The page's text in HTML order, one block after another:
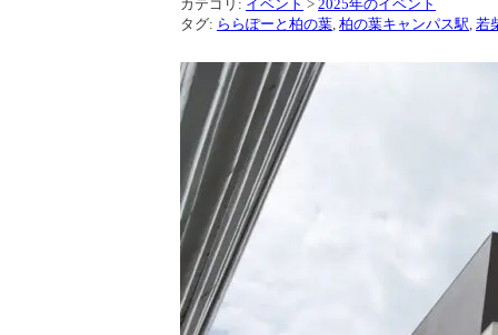
カテゴリ: イベント > 2025年のイベント
タグ: ららぽーと柏の葉 柏の葉キャンパス駅 若